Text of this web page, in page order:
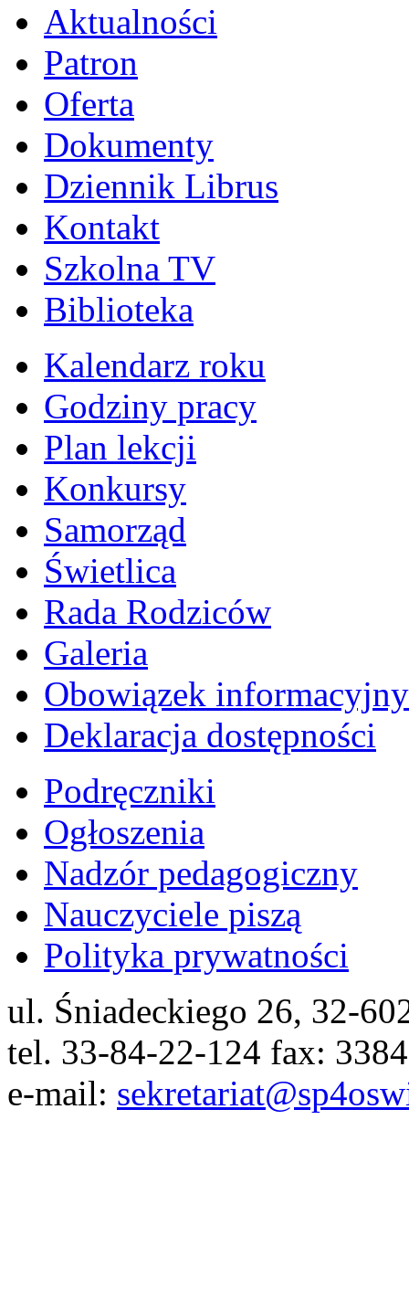
Aktualności
Patron
Oferta
Dokumenty
Dziennik Librus
Kontakt
Szkolna TV
Biblioteka
Kalendarz roku
Godziny pracy
Plan lekcji
Konkursy
Samorząd
Świetlica
Rada Rodziców
Galeria
Obowiązek informacyjny
Deklaracja dostępności
Podręczniki
Ogłoszenia
Nadzór pedagogiczny
Nauczyciele piszą
Polityka prywatności
ul. Śniadeckiego 26, 32-
tel. 33-84-22-124 fax:
e-mail: